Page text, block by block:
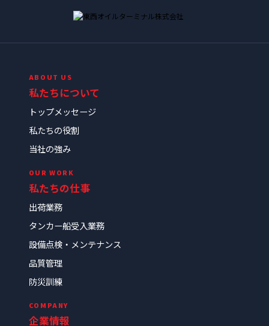
ABOUT US
私たちについて
トップメッセージ
私たちの役割
当社の強み
OUR WORK
私たちの仕事
出荷業務
タンカー船受入業務
設備点検・メンテナンス
品質管理
防災訓練
COMPANY
企業情報